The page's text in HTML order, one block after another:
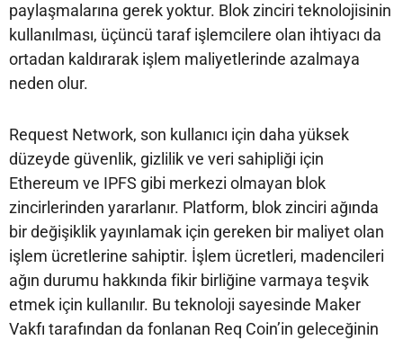
paylaşmalarına gerek yoktur. Blok zinciri teknolojisinin
kullanılması, üçüncü taraf işlemcilere olan ihtiyacı da
ortadan kaldırarak işlem maliyetlerinde azalmaya
neden olur.
Request Network, son kullanıcı için daha yüksek
düzeyde güvenlik, gizlilik ve veri sahipliği için
Ethereum ve IPFS gibi merkezi olmayan blok
zincirlerinden yararlanır. Platform, blok zinciri ağında
bir değişiklik yayınlamak için gereken bir maliyet olan
işlem ücretlerine sahiptir. İşlem ücretleri, madencileri
ağın durumu hakkında fikir birliğine varmaya teşvik
etmek için kullanılır. Bu teknoloji sayesinde Maker
Vakfı tarafından da fonlanan Req Coin’in geleceğinin